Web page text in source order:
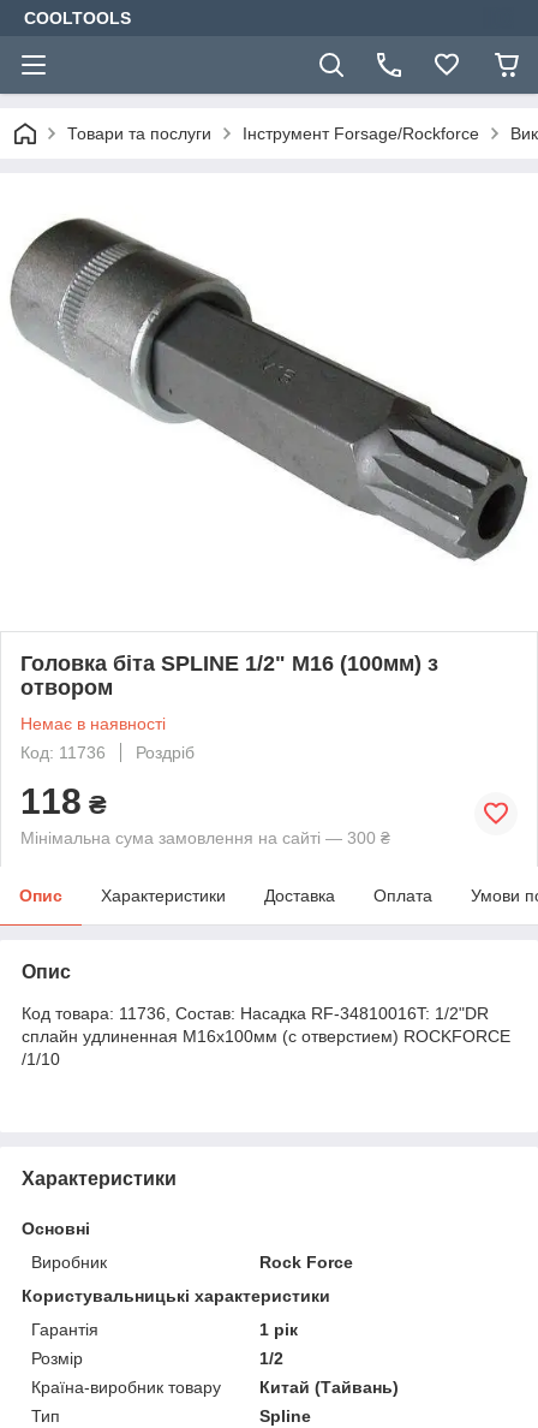
COOLTOOLS
Товари та послуги Інструмент Forsage/Rockforce
Головка біта SPLINE 1/2" М16 (100мм) з
отвором
Немає в наявності
Код: 11736
Роздріб
118 ₴
Мінімальна сума замовлення на сайті — 300 ₴
Опис Характеристики Доставка Оплата Умови
Опис
Код товара: 11736, Состав: Насадка RF-34810016T: 1/2"DR
сплайн удлиненная M16х100мм (с отверстием) ROCKFORCE
/1/10
Характеристики
Основні
Виробник
Rock Force
Користувальницькі характеристики
Гарантія
1 рік
Розмір
1/2
Країна-виробник товару
Китай (Тайвань)
Тип
Spline